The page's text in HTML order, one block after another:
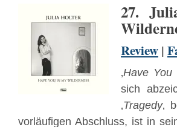
27.
Review |
‚Have You
sich
‚Tragedy‚
vorläufigen Abschluss, ist in